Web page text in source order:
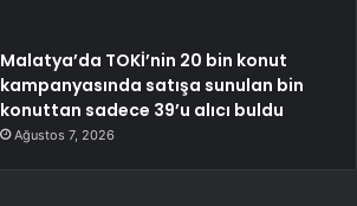
Malatya’da TOKİ’nin 20 bin konut
kampanyasında satışa sunulan bin
konuttan sadece 39’u alıcı buldu
Ağustos 7, 2026